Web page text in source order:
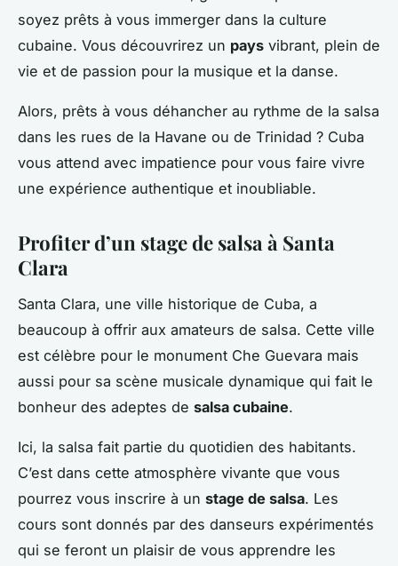
soyez prêts à vous immerger dans la culture
cubaine. Vous découvrirez un pays vibrant, plein de
vie et de passion pour la musique et la danse.
Alors, prêts à vous déhancher au rythme de la salsa
dans les rues de la Havane ou de Trinidad ? Cuba
vous attend avec impatience pour vous faire vivre
une expérience authentique et inoubliable.
Profiter d’un stage de salsa à Santa
Clara
Santa Clara, une ville historique de Cuba, a
beaucoup à offrir aux amateurs de salsa. Cette ville
est célèbre pour le monument Che Guevara mais
aussi pour sa scène musicale dynamique qui fait le
bonheur des adeptes de salsa cubaine.
Ici, la salsa fait partie du quotidien des habitants.
C’est dans cette atmosphère vivante que vous
pourrez vous inscrire à un stage de salsa. Les
cours sont donnés par des danseurs expérimentés
qui se feront un plaisir de vous apprendre les